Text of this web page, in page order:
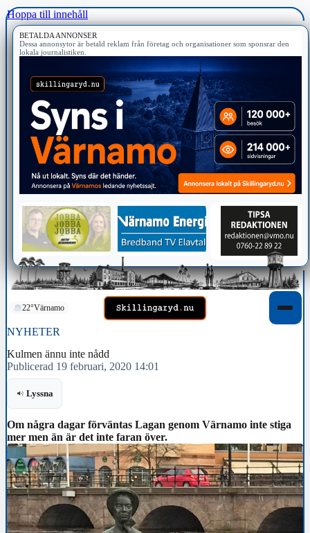
Hoppa till innehåll
BETALDA ANNONSER
Dessa annonsytor är betald reklam från företag och organisationer som sponsrar den
lokala journalistiken.
22°Värnamo
NYHETER
Kulmen ännu inte nådd
Publicerad 19 februari, 2020 14:01
Lyssna
Om några dagar förväntas Lagan genom Värnamo inte stiga
mer men än är det inte faran över.